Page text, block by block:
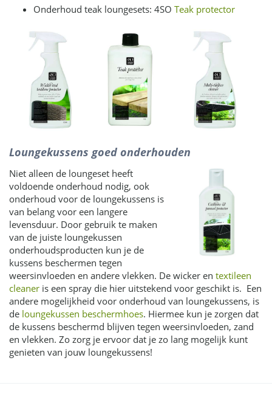
Onderhoud teak loungesets: 4SO Teak protector
Loungekussens goed onderhouden
Niet alleen de loungeset heeft
voldoende onderhoud nodig, ook
onderhoud voor de loungekussens is
van belang voor een langere
levensduur. Door gebruik te maken
van de juiste loungekussen
onderhoudsproducten kun je de
kussens beschermen tegen
weersinvloeden en andere vlekken. De wicker en textileen
cleaner is een spray die hier uitstekend voor geschikt is. Een
andere mogelijkheid voor onderhoud van loungekussens, is
de loungekussen beschermhoes. Hiermee kun je zorgen dat
de kussens beschermd blijven tegen weersinvloeden, zand
en vlekken. Zo zorg je ervoor dat je zo lang mogelijk kunt
genieten van jouw loungekussens!